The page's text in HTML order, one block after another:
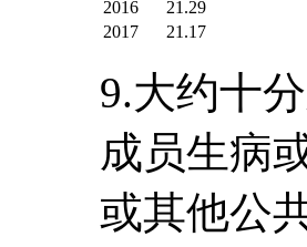
2016
21.29
2017
21.17
9.大约十
成员生病
或其他公